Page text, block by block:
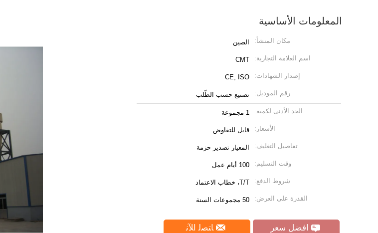
المعلومات الأساسية
مكان المنشأ: الصين
اسم العلامة التجارية: CMT
إصدار الشهادات: CE, ISO
رقم الموديل: تصنيع حسب الطّلب
الحد الأدنى لكمية: 1 مجموعة
الأسعار: قابل للتفاوض
تفاصيل التغليف: المعيار تصدير حزمة
وقت التسليم: 100 أيام عمل
شروط الدفع: T/T، خطاب الاعتماد
القدرة على العرض: 50 مجموعات السنة
افضل سعر ﺎﺘﺼﻟ ﺍﻶﻧ